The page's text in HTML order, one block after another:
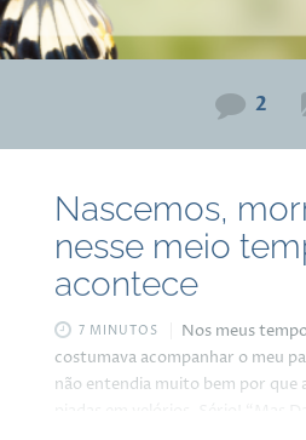
2
Nascemos,
nesse meio
acontece
7 MINUTOS
Nos meus
costumava acompanhar o meu
não entendia muito bem por que
piadas em velórios. Sério! “Mas